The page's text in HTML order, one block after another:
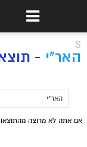
S
האר"י -
אם אתה לא מרוצה